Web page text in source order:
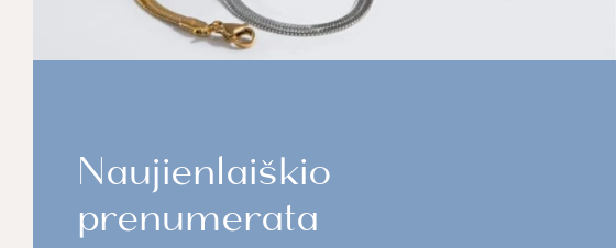
Naujienlaiškio
prenumerata